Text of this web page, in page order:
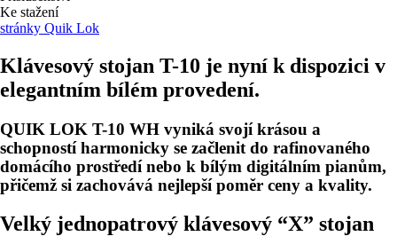
Ke stažení
stránky Quik Lok
Klávesový stojan T-10 je nyní k dispozici v
elegantním bílém provedení.
QUIK LOK T-10 WH vyniká svojí krásou a
schopností harmonicky se začlenit do rafinovaného
domácího prostředí nebo k bílým digitálním pianům,
přičemž si zachovává nejlepší poměr ceny a kvality.
Velký jednopatrový klávesový “X” stojan